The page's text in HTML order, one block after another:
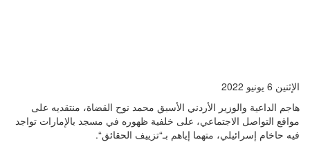
الإثنين 6 يونيو 2022
هاجم الداعية والوزير الأردني الأسبق محمد نوح القضاة، منتقديه على
مواقع التواصل الاجتماعي، على خلفية ظهوره في مسجد بالإمارات تواجد
فيه حاخام إسرائيلي، متهما إياهم بـ“تزييف الحقائق“.